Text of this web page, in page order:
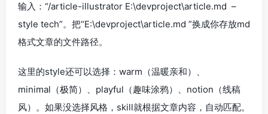
输入：“/article-illustrator E:\devproject\article.md –
style tech”。把“E:\devproject\article.md ”换成你存放md
格式文章的文件路径。
这里的style还可以选择：warm（温暖亲和）、
minimal（极简）、playful（趣味涂鸦）、notion（线稿
风）。如果没选择风格，skill就根据文章内容，自动匹配。